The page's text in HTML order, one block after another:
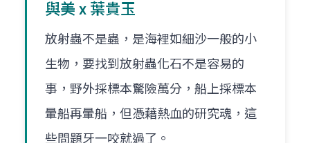
與美 x 葉貴玉
放射蟲不是蟲，是海裡如細沙一般的小
生物，要找到放射蟲化石不是容易的
事，野外採標本驚險萬分，船上採標本
暈船再暈船，但憑藉熱血的研究魂，這
些問題牙一咬就過了。